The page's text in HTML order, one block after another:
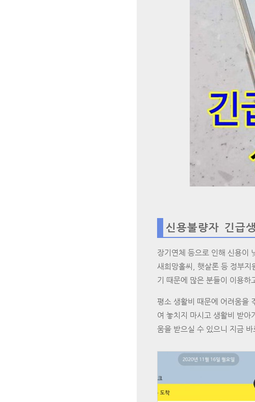
신용불량자 긴급
장기연체 등으로 인해 신용이
새희망홀씨, 햇살론 등 정부지
기 때문에 많은 분들이 이용하
평소 생활비 때문에 어려움을
여 놓치지 마시고 생활비 받아
움을 받으실 수 있으니 지금 바